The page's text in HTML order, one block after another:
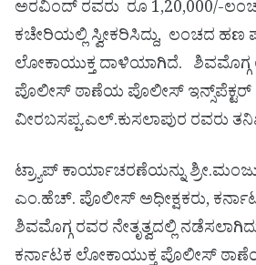
ಅರವಿಂದ್ ರವರು ರೂ 1,20,000/-
ಕಚೇರಿಯಲ್ಲಿ ಸ್ವೀಕರಿಸಿದ್ದು, ಲಂಚದ
ಲೋಕಾಯುಕ್ತ ದಾಳಿಯಾಗಿದೆ.‌ ಶಿವಮೊಗ್ಗ
ಪೊಲೀಸ್ ಠಾಣೆಯ ಪೊಲೀಸ್‌ ಇನ್ಸ್‌ಪೆಕ್ಟರ್
ವೀರಬಸಪ್ಪ.ಎಲ್.ಕುಸಲಾಪುರ ರವರು
ಟ್ರ್ಯಾಪ್ ಕಾರ್ಯಾಚರಣೆಯನ್ನು
ಎಂ.ಹೆಚ್. ಪೊಲೀಸ್ ಅಧೀಕ್ಷಕರು,
ಶಿವಮೊಗ್ಗ ರವರ ನೇತೃತ್ವದಲ್ಲಿ
ಕರ್ನಾಟಕ ಲೋಕಾಯುಕ್ತ ಪೊಲೀಸ್